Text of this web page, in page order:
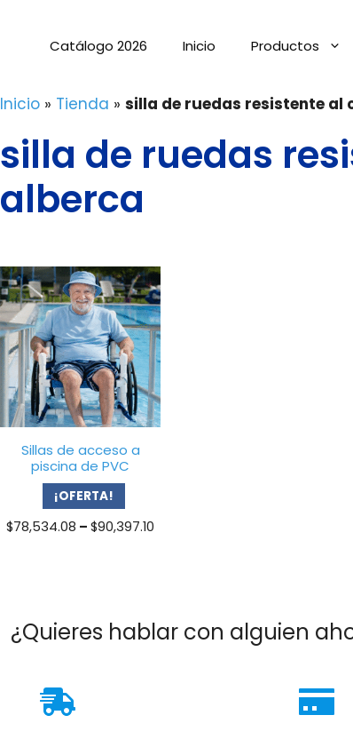
Catálogo 2026 Inicio Productos
Inicio » Tienda » silla de ruedas resistente al
silla de ruedas
alberca
Sillas de acceso a
piscina de PVC
¡OFERTA!
$78,534.08 – $90,397.10
¿Quieres hablar con alguien